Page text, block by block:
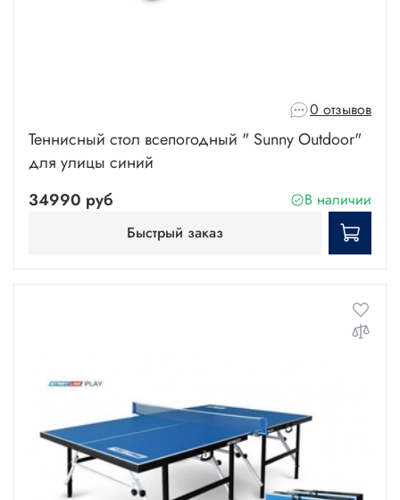
0 отзывов
Теннисный стол всепогодный " Sunny Outdoor"
для улицы синий
34990 руб
В наличии
Быстрый заказ